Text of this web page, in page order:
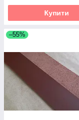
Купити
–55%